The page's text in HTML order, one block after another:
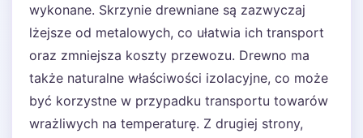
wykonane. Skrzynie drewniane są zazwyczaj
lżejsze od metalowych, co ułatwia ich transport
oraz zmniejsza koszty przewozu. Drewno ma
także naturalne właściwości izolacyjne, co może
być korzystne w przypadku transportu towarów
wrażliwych na temperaturę. Z drugiej strony,